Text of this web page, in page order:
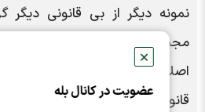
✕
عضویت در کانال بله
نمونه دیگر از بی قانونی دیگر
قانونی و بی نظمی و..#دسبحا